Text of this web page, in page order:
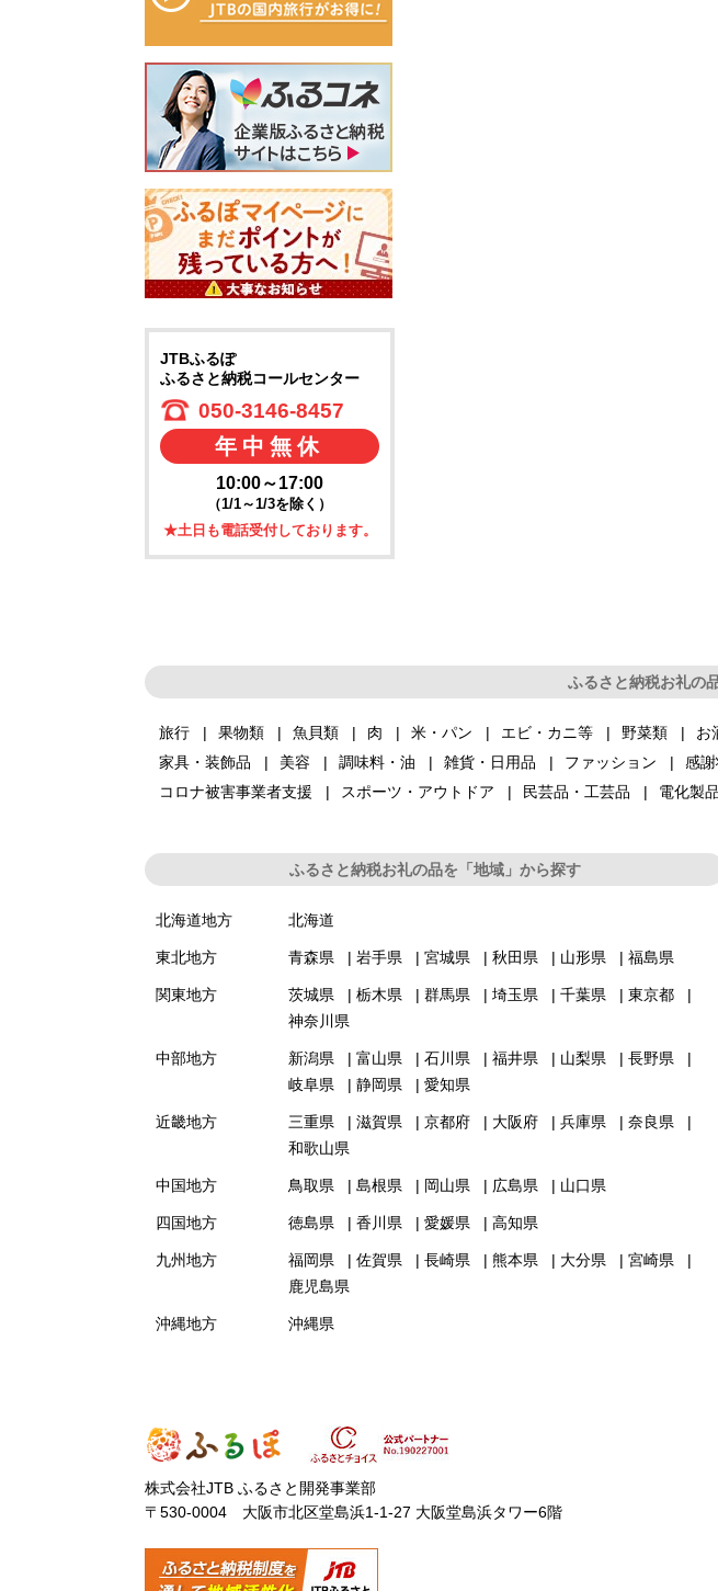
JTBふるぽ
ふるさと納税コールセンター
050-3146-8457
年中無休
10:00～17:00
（1/1～1/3を除く）
★土日も電話受付しております。
ふるさと納税お礼の
旅行 果物類 魚貝類 肉 米・パン エビ・カニ等 野菜類 お
家具・装飾品
美容 調味料・油 雑貨・日用品 ファッション 感
コロナ被害事業者支援
スポーツ・アウトドア 民芸品・工芸品 電化製品
ふるさと納税お礼の品を「地域」から探す
北海道地方 北海道
東北地方 青森県 岩手県 宮城県 秋田県 山形県 福島県
関東地方 茨城県 栃木県 群馬県 埼玉県 千葉県
東京都
神奈川県
中部地方 新潟県 富山県 石川県 福井県 山梨県
長野県
岐阜県
静岡県 愛知県
近畿地方 三重県 滋賀県 京都府 大阪府 兵庫県
奈良県
和歌山県
中国地方 鳥取県 島根県 岡山県 広島県 山口県
四国地方 徳島県 香川県 愛媛県 高知県
九州地方 福岡県 佐賀県 長崎県 熊本県 大分県
宮崎県
鹿児島県
沖縄地方 沖縄県
株式会社JTB ふるさと開発事業部
〒530-0004 大阪市北区堂島浜1-1-27 大阪堂島浜タワー6階